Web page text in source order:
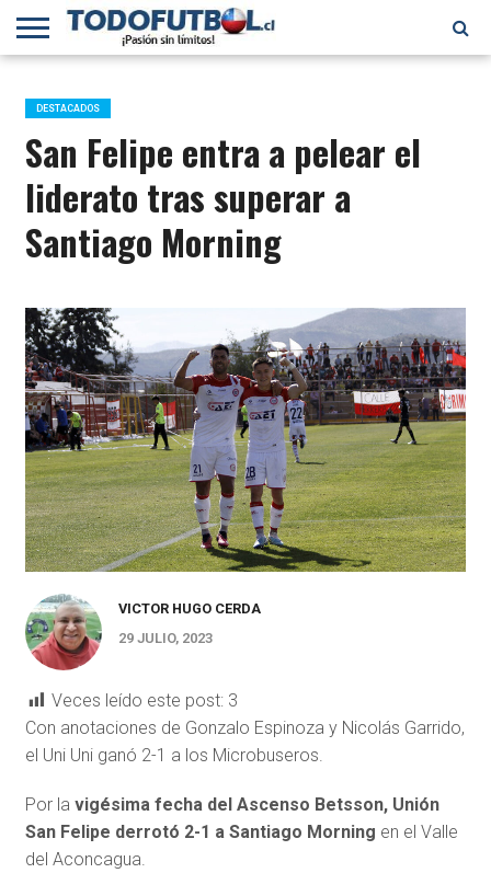
PRIMERA
B
SELECCIÓN
CHILENA
CHILENOS
EN EL
MUNDO
FÚTBOL
INTERNACIONAL
DESTACADOS
San Felipe entra a pelear el
liderato tras superar a
Santiago Morning
VICTOR HUGO CERDA
29 JULIO, 2023
Veces leído este post: 3
Con anotaciones de Gonzalo Espinoza y Nicolás Garrido,
el Uni Uni ganó 2-1 a los Microbuseros.
Por la vigésima fecha del Ascenso Betsson, Unión
San Felipe derrotó 2-1 a Santiago Morning en el Valle
del Aconcagua.